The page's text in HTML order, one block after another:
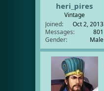
heri_pires
Vintage
Joined
Oct 2, 2013
Messages
801
Gender
Male